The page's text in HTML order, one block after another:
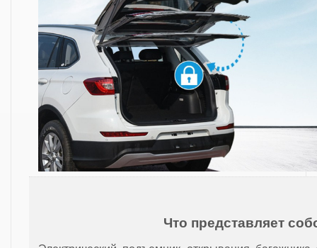
Что представляет